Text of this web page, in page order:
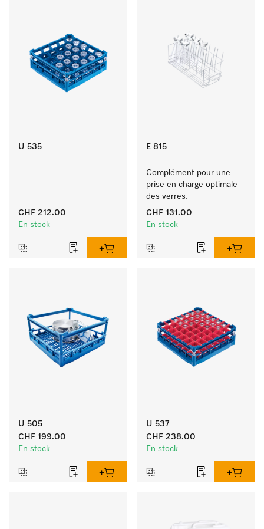
U 535
CHF 212.00
En stock
E 815
Complément pour une
prise en charge optimale
des verres.
CHF 131.00
En stock
U 505
CHF 199.00
En stock
U 537
CHF 238.00
En stock